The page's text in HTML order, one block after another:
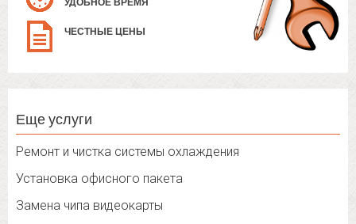
УДОБНОЕ ВРЕМЯ
ЧЕСТНЫЕ ЦЕНЫ
Еще услуги
Ремонт и чистка системы охлаждения
Установка офисного пакета
Замена чипа видеокарты